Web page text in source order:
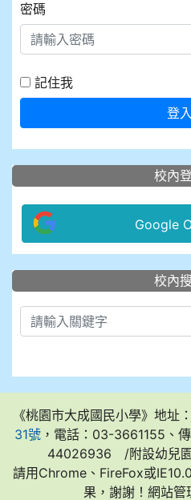
密碼
記住我
登入
校內
Google
::: 校內
《桃園市大成國民小學》地址：
31號 ，電話：03-3661155、
44026936 /附設幼兒
請用Chrome、FireFox或
果，謝謝！網站管